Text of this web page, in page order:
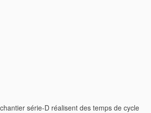
série-D réalisent des temps de cycle